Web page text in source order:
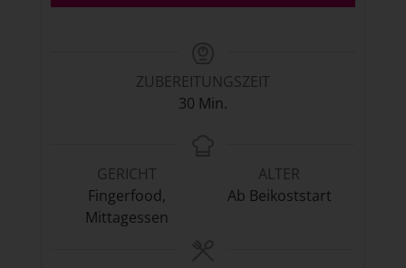
ZUBEREITUNGSZEIT
30Minuten
Min.
GERICHT
Fingerfood,
Mittagessen
ALTER
Ab Beikoststart